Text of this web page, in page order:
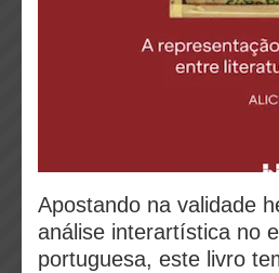
Apostando na validade
análise interartística no
portuguesa, este livro